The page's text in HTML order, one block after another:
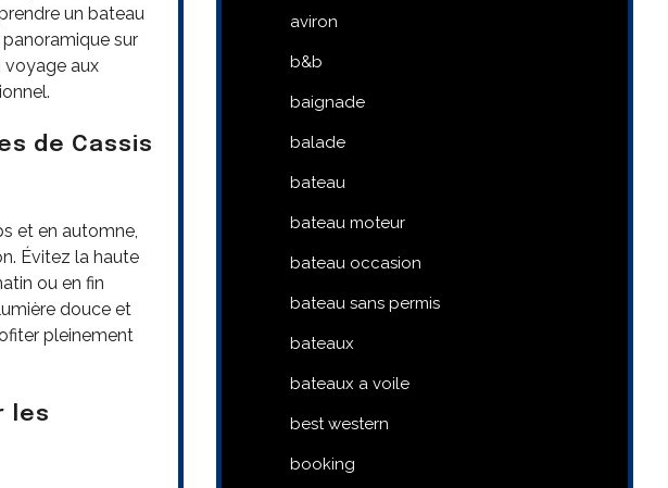
un bateau
sur
voyage aux
de Cassis
et en automne,
Évitez la haute
ou en fin
douce et
pleinement
les
aviron
b&b
baignade
balade
bateau
bateau moteur
bateau occasion
bateau sans permis
bateaux
bateaux a voile
best western
booking